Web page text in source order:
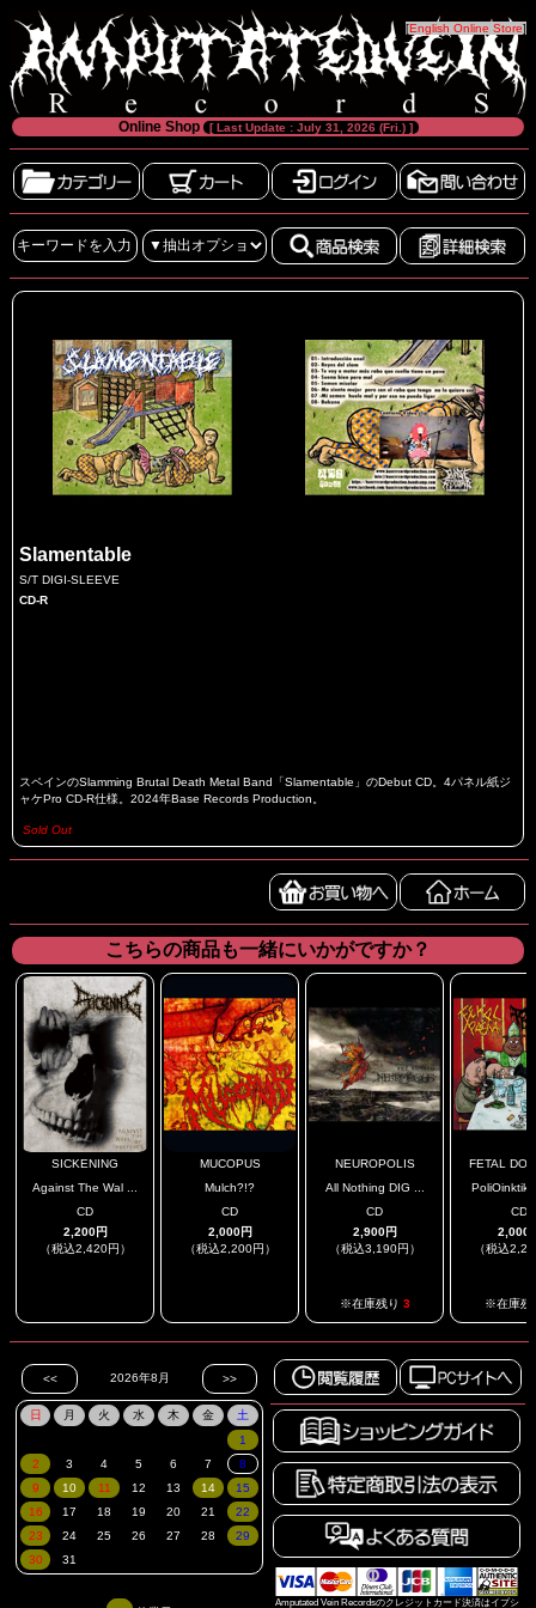
[English Online Store]
Online Shop [ Last Update : July 31, 2026 (Fri.) ]
Slamentable
S/T DIGI-SLEEVE
CD-R
スペインのSlamming Brutal Death Metal Band「Slamentable」のDebut CD。4パネル紙ジ
ャケPro CD-R仕様。2024年Base Records Production。
Sold Out
こちらの商品も一緒にいかがですか？
SICKENING
Against The Wal ...
CD
2,200円
（税込2,420円）
MUCOPUS
Mulch?!?
CD
2,000円
（税込2,200円）
NEUROPOLIS
All Nothing DIG ...
CD
2,900円
（税込3,190円）
※在庫残り 3
FETAL
CD
2,000
（税込
※在庫残
Amputated Vein Recordsのクレジットカード決済はイプシ